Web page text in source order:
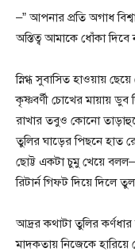
–” আপনার প্রতি অগাধ
অস্তিত্ব আমাকে ধোঁকা দিবে
স্নিগ্ধ সুবাসিত হাওয়ায়
কৃষ্ণবর্ণী চোখের মায়ায়
রাখার তবুও কোনো
তুলির ঘাড়ের পিছনে হাত
ছোট্ট একটা চুমু খেয়ে
রিটার্ন গিফট দিয়ে দিলে
আদ্রর কথাটা তুলির
মাদকতায় নিজেকে